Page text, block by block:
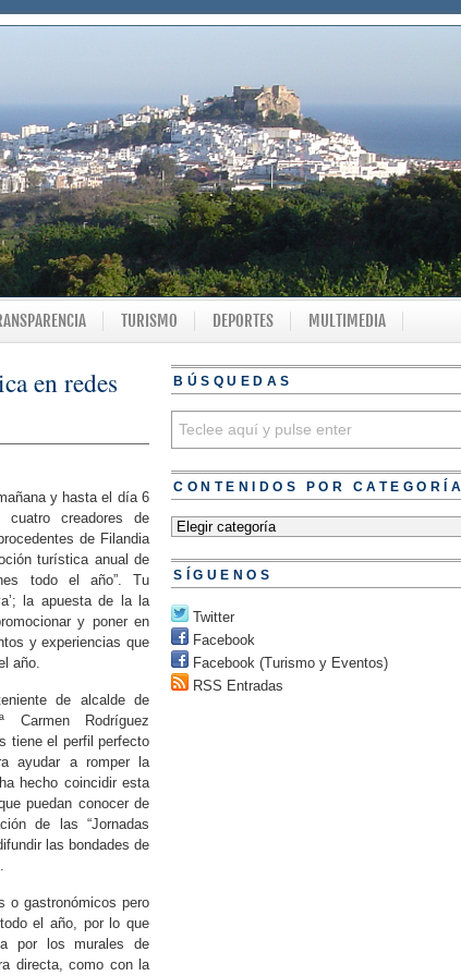
TURISMO DEPORTES MULTIMEDIA
en redes
y hasta el día 6
creadores de
de Filandia
turística anual de
todo el año”. Tu
la apuesta de la la
y poner en
y experiencias que
año.
de alcalde de
Carmen Rodríguez
tiene el perfil perfecto
ayudar a romper la
hecho coincidir esta
puedan conocer de
de las “Jornadas
las bondades de
o gastronómicos pero
el año, por lo que
por los murales de
directa, como con la
BÚSQUEDAS
CONTENIDOS POR CATEGORÍA
SÍGUENOS
Twitter
Facebook
Facebook (Turismo y Eventos)
RSS Entradas